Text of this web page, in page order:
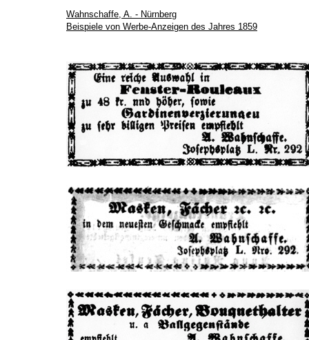
Wahnschaffe, A. - Nürnberg
Beispiele von Werbe-Anzeigen des Jahres 1859